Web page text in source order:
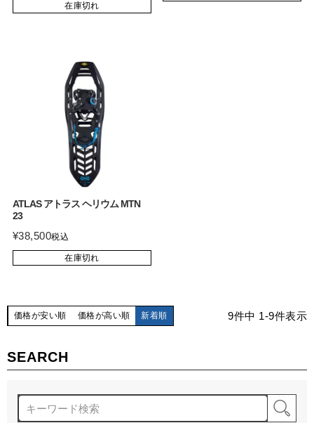
SEARCH
在庫切れ
ATLAS アトラス ヘリウム MTN
23
¥38,500税込
在庫切れ
価格が安い順 価格が高い順 新着順 9件中 1-9件表示